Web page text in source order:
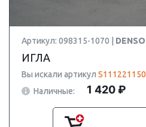
Артикул: 098315-1070 | DENSO
ИГЛА
Вы искали артикул S111221150
Наличные:
1 420 ₽